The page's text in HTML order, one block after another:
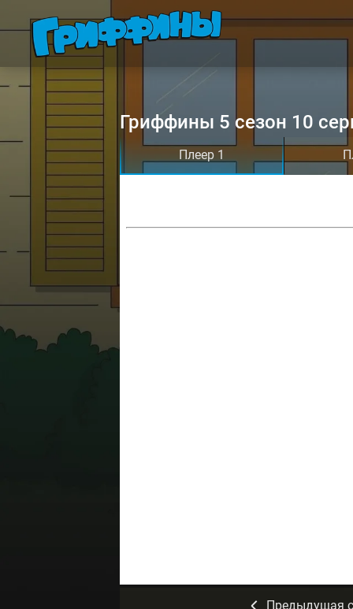
Гриффины 5 сезон 10
Плеер 1
Предыдущая